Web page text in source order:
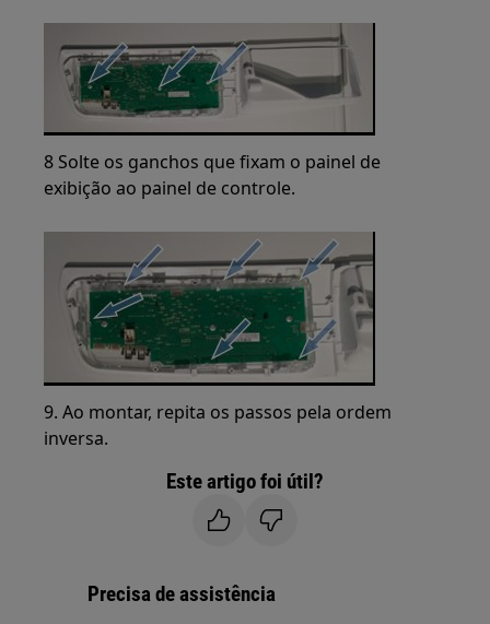
8 Solte os ganchos que fixam o painel de
exibição ao painel de controle.
9. Ao montar, repita os passos pela ordem
inversa.
Este artigo foi útil?
Precisa de assistência